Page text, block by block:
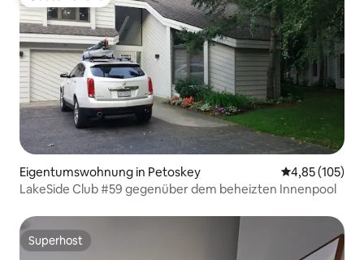
Eigentumswohnung in Petoskey
4,85 (105)
LakeSide Club #59 gegenüber dem beheizten Innenpool
Superhost
Superhost